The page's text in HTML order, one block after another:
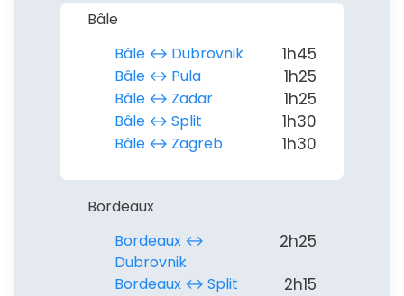
Bâle
Bâle ↔︎ Dubrovnik
1h45
Bâle ↔︎ Pula 1h25
Bâle ↔︎ Zadar 1h25
Bâle ↔︎ Split 1h30
Bâle ↔︎ Zagreb 1h30
Bordeaux
Bordeaux ↔︎
Dubrovnik
2h25
Bordeaux ↔︎ Split 2h15
ou connectez-vous par mail